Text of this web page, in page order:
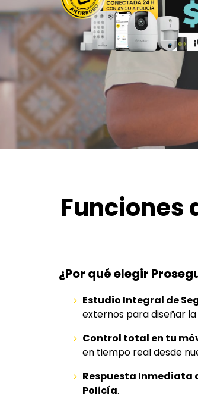
Funciones
¿Por qué elegir
Estudio Integral de
externos para diseñar
Control total en tu
en tiempo real desde
Respuesta Inmediata
Policía.